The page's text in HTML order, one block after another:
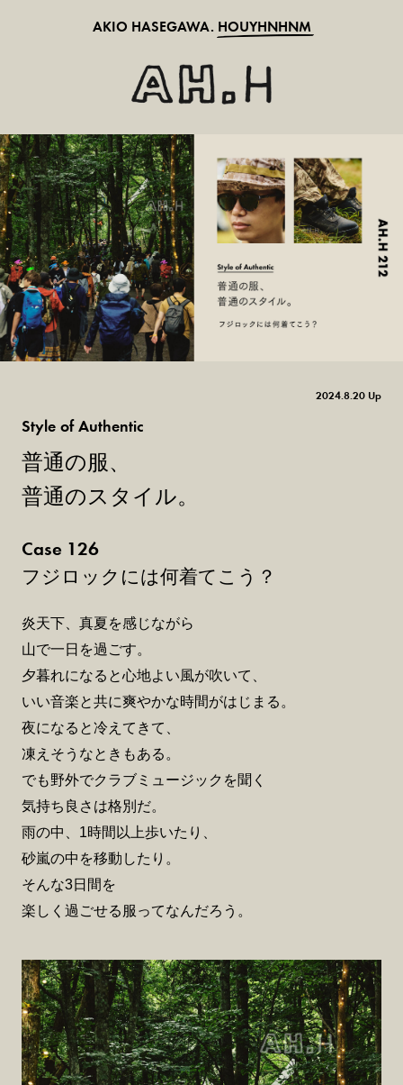
AKIO HASEGAWA. HOUYHNHNM
2024.8.20 Up
Style of Authentic
普通の服、
普通のスタイル。
Case 126
フジロックには何着てこう？
炎天下、真夏を感じながら
山で一日を過ごす。
夕暮れになると心地よい風が吹いて、
いい音楽と共に爽やかな時間がはじまる。
夜になると冷えてきて、
凍えそうなときもある。
でも野外でクラブミュージックを聞く
気持ち良さは格別だ。
雨の中、1時間以上歩いたり、
砂嵐の中を移動したり。
そんな3日間を
楽しく過ごせる服ってなんだろう。